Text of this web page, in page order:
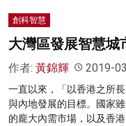
創科智慧
大灣區發展智慧城
作者: 黃錦輝 2019-
一直以來，「以香港之所
與內地發展的目標。國家
的龐大內需市場，以及香